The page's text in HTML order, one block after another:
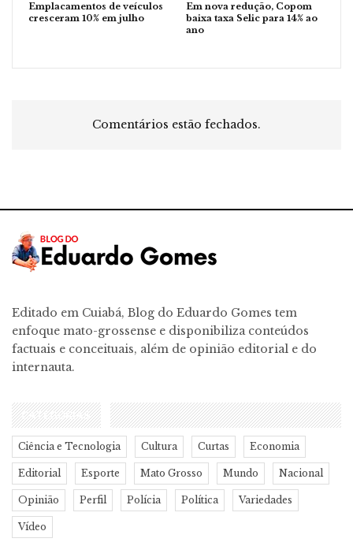
Emplacamentos de veículos
cresceram 10% em julho
Em nova redução, Copom
baixa taxa Selic para 14% ao
ano
Comentários estão fechados.
Editado em Cuiabá, Blog do Eduardo Gomes tem
enfoque mato-grossense e disponibiliza conteúdos
factuais e conceituais, além de opinião editorial e do
internauta.
CATEGORIAS
Ciência e Tecnologia Cultura Curtas Economia
Editorial Esporte Mato Grosso Mundo Nacional
Opinião Perfil Polícia Política Variedades
Vídeo